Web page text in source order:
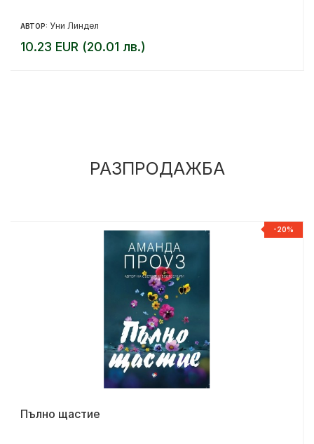
АВТОР: Уни Линдел
10.23 EUR (20.01 лв.)
РАЗПРОДАЖБА
-20%
Пълно щастие